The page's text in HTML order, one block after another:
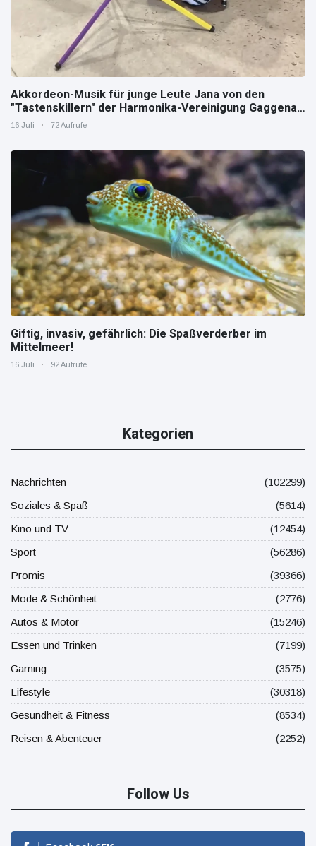
Akkordeon-Musik für junge Leute Jana von den
"Tastenskillern" der Harmonika-Vereinigung Gaggenau
zeigt, wie "jung" das Instrument sein kann.
16 Juli 72 Aufrufe
Giftig, invasiv, gefährlich: Die Spaßverderber im
Mittelmeer!
16 Juli 92 Aufrufe
Kategorien
Nachrichten
(102299)
Soziales & Spaß
(5614)
Kino und TV
(12454)
Sport
(56286)
Promis
(39366)
Mode & Schönheit
(2776)
Autos & Motor
(15246)
Essen und Trinken
(7199)
Gaming
(3575)
Lifestyle
(30318)
Gesundheit & Fitness
(8534)
Reisen & Abenteuer
(2252)
Follow Us